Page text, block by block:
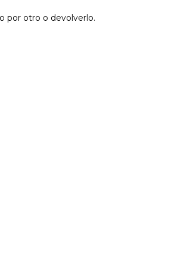
por otro o devolverlo.